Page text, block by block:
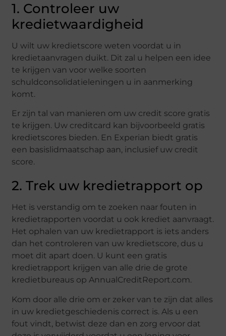
1. Controleer uw
kredietwaardigheid
U wilt uw kredietscore weten voordat u in
kredietaanvragen duikt. Dit zal u helpen een idee
te krijgen van voor welke soorten
schuldconsolidatieleningen u in aanmerking
komt.
Er zijn tal van manieren om uw credit score gratis
te krijgen. Uw creditcard kan bijvoorbeeld gratis
kredietscores bieden. En Experian biedt gratis
een basislidmaatschap aan, inclusief uw credit
score.
2. Trek uw kredietrapport op
Het is verstandig om te zoeken naar fouten in
kredietrapporten voordat u ook krediet aanvraagt.
Het ophalen van uw kredietrapport is iets anders
dan het controleren van uw kredietscore, dus u
moet dit apart doen. U kunt een gratis
kredietrapport krijgen van alle drie de grote
kredietbureaus op AnnualCreditReport.com.
Kom door alle drie om er zeker van te zijn dat alles
in uw kredietgeschiedenis correct is. Als u een
fout vindt, betwist deze dan en zorg ervoor dat